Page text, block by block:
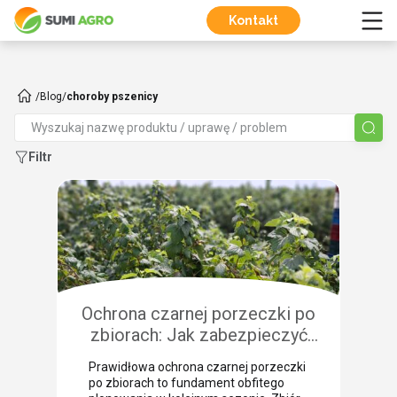
Kontakt
/Blog/choroby pszenicy
Filtr
Ochrona czarnej porzeczki po
zbiorach: Jak zabezpieczyć
plantację przed chorobami i
szkodnikami?
Prawidłowa ochrona czarnej porzeczki
po zbiorach to fundament obfitego